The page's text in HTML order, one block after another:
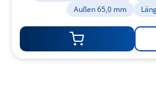
Außen 65,0 mm